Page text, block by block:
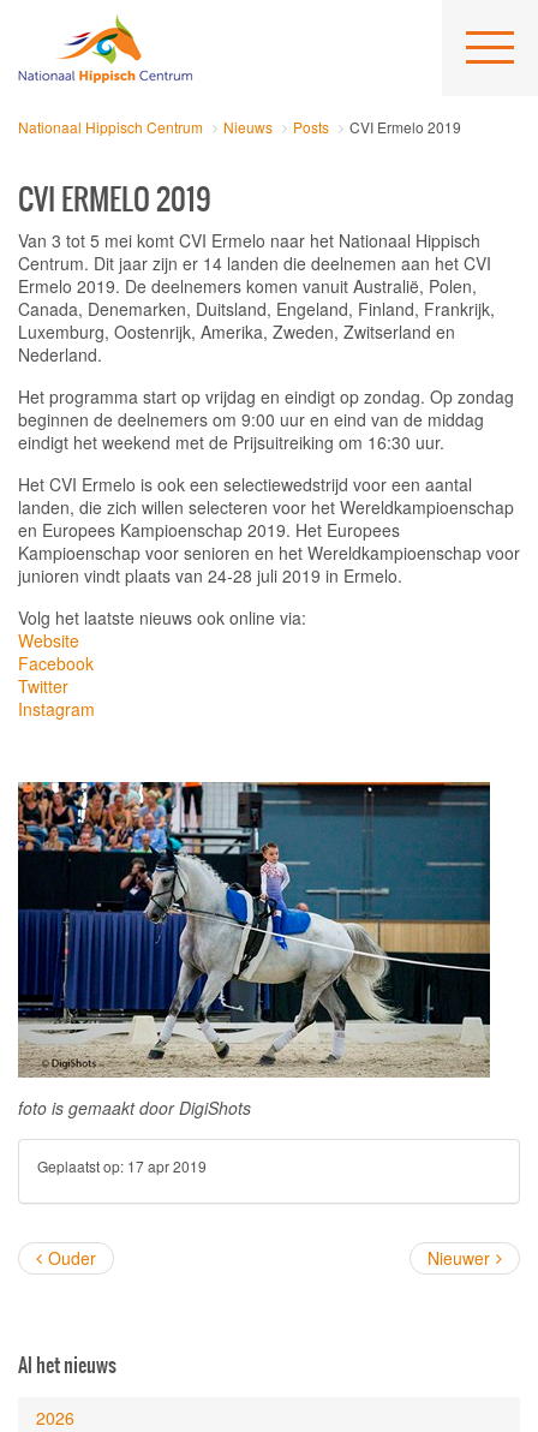
Nationaal Hippisch Centrum Nieuws Posts CVI Ermelo 2019
CVI ERMELO 2019
Van 3 tot 5 mei komt CVI Ermelo naar het Nationaal Hippisch
Centrum. Dit jaar zijn er 14 landen die deelnemen aan het CVI
Ermelo 2019. De deelnemers komen vanuit Australië, Polen,
Canada, Denemarken, Duitsland, Engeland, Finland, Frankrijk,
Luxemburg, Oostenrijk, Amerika, Zweden, Zwitserland en
Nederland.
Het programma start op vrijdag en eindigt op zondag. Op zondag
beginnen de deelnemers om 9:00 uur en eind van de middag
eindigt het weekend met de Prijsuitreiking om 16:30 uur.
Het CVI Ermelo is ook een selectiewedstrijd voor een aantal
landen, die zich willen selecteren voor het Wereldkampioenschap
en Europees Kampioenschap 2019. Het Europees
Kampioenschap voor senioren en het Wereldkampioenschap voor
junioren vindt plaats van 24-28 juli 2019 in Ermelo.
Volg het laatste nieuws ook online via:
Website
Facebook
Twitter
Instagram
foto is gemaakt door DigiShots
Geplaatst op: 17 apr 2019
Ouder Nieuwer
Al het nieuws
2026